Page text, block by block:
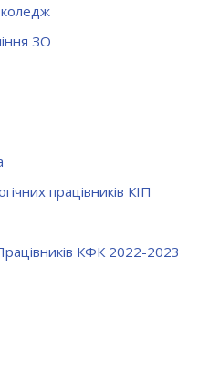
коледж
ЗО
працівників КІП
КФК 2022-2023